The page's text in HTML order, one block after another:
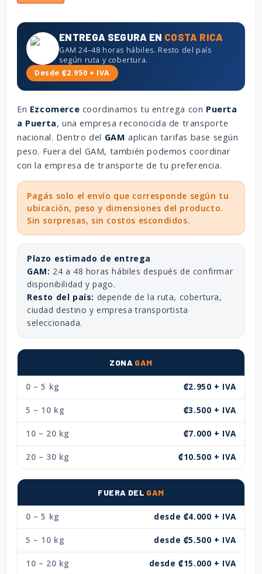
ENTREGA SEGURA EN COSTA RICA
GAM 24–48 horas hábiles. Resto del país
según ruta y cobertura.
Desde ₡2.950 + IVA
En Ezcomerce coordinamos tu entrega con Puerta
a Puerta, una empresa reconocida de transporte
nacional. Dentro del GAM aplican tarifas base según
peso. Fuera del GAM, también podemos coordinar
con la empresa de transporte de tu preferencia.
Pagás solo el envío que corresponde según tu
ubicación, peso y dimensiones del producto.
Sin sorpresas, sin costos escondidos.
Plazo estimado de entrega
GAM: 24 a 48 horas hábiles después de confirmar
disponibilidad y pago.
Resto del país: depende de la ruta, cobertura,
ciudad destino y empresa transportista
seleccionada.
ZONA GAM
0 – 5 kg ₡2.950 + IVA
5 – 10 kg ₡3.500 + IVA
10 – 20 kg ₡7.000 + IVA
20 – 30 kg ₡10.500 + IVA
FUERA DEL GAM
0 – 5 kg desde ₡4.000 + IVA
5 – 10 kg desde ₡5.500 + IVA
10 – 20 kg desde ₡15.000 + IVA